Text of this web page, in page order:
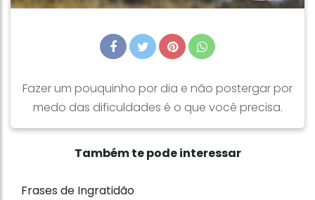
Fazer um pouquinho por dia e não postergar por
medo das dificuldades é o que você precisa.
Também te pode interessar
Frases de Ingratidão